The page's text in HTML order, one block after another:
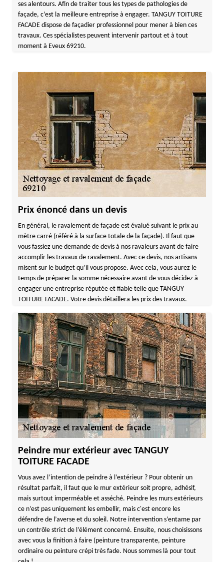
ses alentours. Afin de traiter tous les types de pathologies de
façade, c’est la meilleure entreprise à engager. TANGUY TOITURE
FACADE dispose de façadier professionnel pour mener à bien ces
travaux. Ces spécialistes peuvent intervenir partout et à tout
moment à Eveux 69210.
Prix énoncé dans un devis
En général, le ravalement de façade est évalué suivant le prix au
mètre carré (référé à la surface totale de la façade). Il faut que
vous fassiez une demande de devis à nos ravaleurs avant de faire
accomplir les travaux de ravalement. Avec ce devis, nos artisans
misent sur le budget qu’il vous propose. Avec cela, vous aurez le
temps de préparer la somme nécessaire avant de vous décidez à
engager une entreprise réputée et fiable telle que TANGUY
TOITURE FACADE. Votre devis détaillera les prix des travaux.
Peindre mur extérieur avec TANGUY
TOITURE FACADE
Vous avez l’intention de peindre à l’extérieur ? Pour obtenir un
résultat parfait, il faut que le mur extérieur soit propre, adhésif,
mais surtout imperméable et asséché. Peindre les murs extérieurs
ce n’est pas uniquement les embellir, mais c'est encore les
défendre de l’averse et du soleil. Notre intervention s’entame par
un contrôle strict de l’élément concerné. Ensuite, nous choisissons
avec vous la finition à faire (peinture transparente, peinture
ordinaire ou peinture crépi très fade. Nous sommes là pour tout